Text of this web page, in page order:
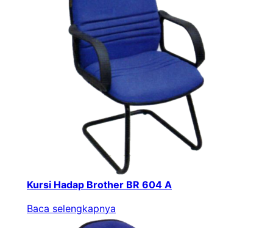
Kursi Hadap Brother BR 604 A
Baca selengkapnya